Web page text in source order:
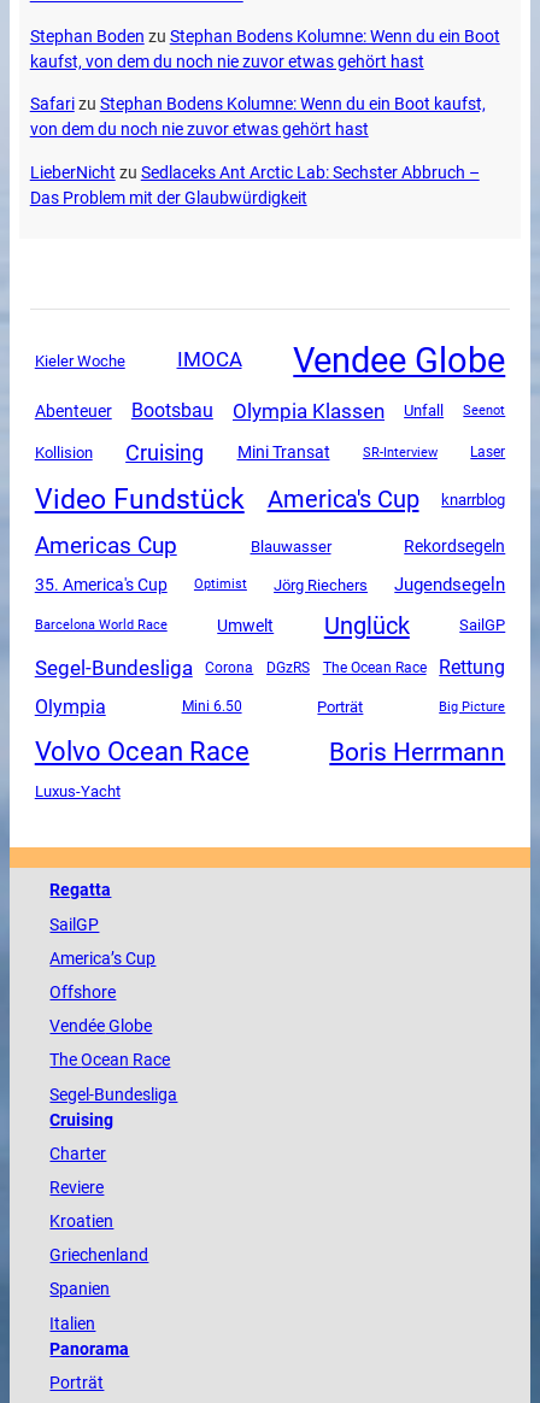
Stephan Boden zu Stephan Bodens Kolumne: Wenn du ein Boot
kaufst, von dem du noch nie zuvor etwas gehört hast
Safarizu Stephan Bodens Kolumne: Wenn du ein Boot kaufst,
von dem du noch nie zuvor etwas gehört hast
LieberNicht zu Sedlaceks Ant Arctic Lab: Sechster Abbruch –
Das Problem mit der Glaubwürdigkeit
Kieler Woche IMOCA Vendee Globe
Abenteuer Bootsbau Olympia Klassen Unfall Seenot
Kollision Cruising Mini Transat SR-Interview Laser
Video Fundstück America's Cup knarrblog
Americas Cup Blauwasser
Rekordsegeln
35. America's Cup
Optimist Jörg Riechers Jugendsegeln
Barcelona World Race Umwelt Unglück SailGP
Segel-Bundesliga Corona DGzRS The Ocean Race
Rettung
Olympia
Mini 6.50 Porträt Big Picture
Volvo Ocean Race Boris Herrmann
Luxus-Yacht
Regatta
SailGP
America’s Cup
Offshore
VendéeGlobe
TheOcean Race
Segel-Bundesliga
Cruising
Charter
Reviere
Kroatien
Griechenland
Spanien
Italien
Panorama
Porträt